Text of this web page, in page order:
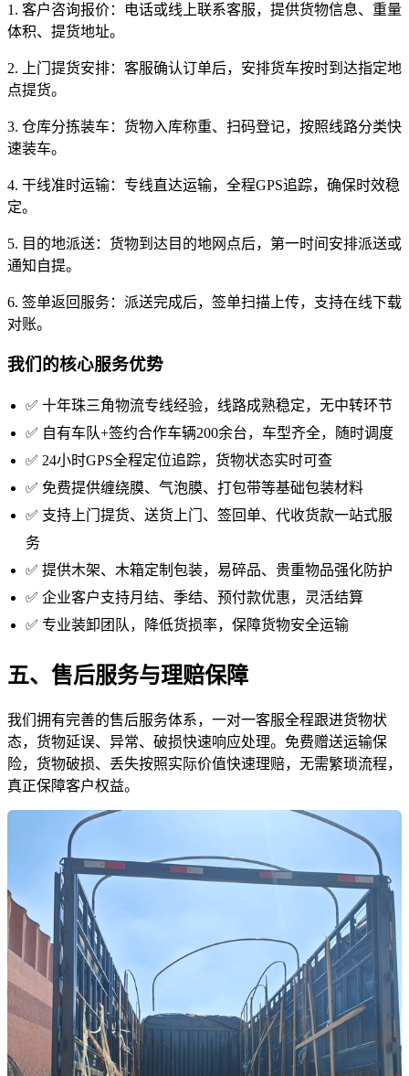
1. 客户咨询报价：电话或线上联系客服，提供货物信息、重量
体积、提货地址。
2. 上门提货安排：客服确认订单后，安排货车按时到达指定地
点提货。
3. 仓库分拣装车：货物入库称重、扫码登记，按照线路分类快
速装车。
4. 干线准时运输：专线直达运输，全程GPS追踪，确保时效稳
定。
5. 目的地派送：货物到达目的地网点后，第一时间安排派送或
通知自提。
6. 签单返回服务：派送完成后，签单扫描上传，支持在线下载
对账。
我们的核心服务优势
✅ 十年珠三角物流专线经验，线路成熟稳定，无中转环节
✅ 自有车队+签约合作车辆200余台，车型齐全，随时调度
✅ 24小时GPS全程定位追踪，货物状态实时可查
✅ 免费提供缠绕膜、气泡膜、打包带等基础包装材料
✅ 支持上门提货、送货上门、签回单、代收货款一站式服
务
✅ 提供木架、木箱定制包装，易碎品、贵重物品强化防护
✅ 企业客户支持月结、季结、预付款优惠，灵活结算
✅ 专业装卸团队，降低货损率，保障货物安全运输
五、售后服务与理赔保障
我们拥有完善的售后服务体系，一对一客服全程跟进货物状
态，货物延误、异常、破损快速响应处理。免费赠送运输保
险，货物破损、丢失按照实际价值快速理赔，无需繁琐流程，
真正保障客户权益。